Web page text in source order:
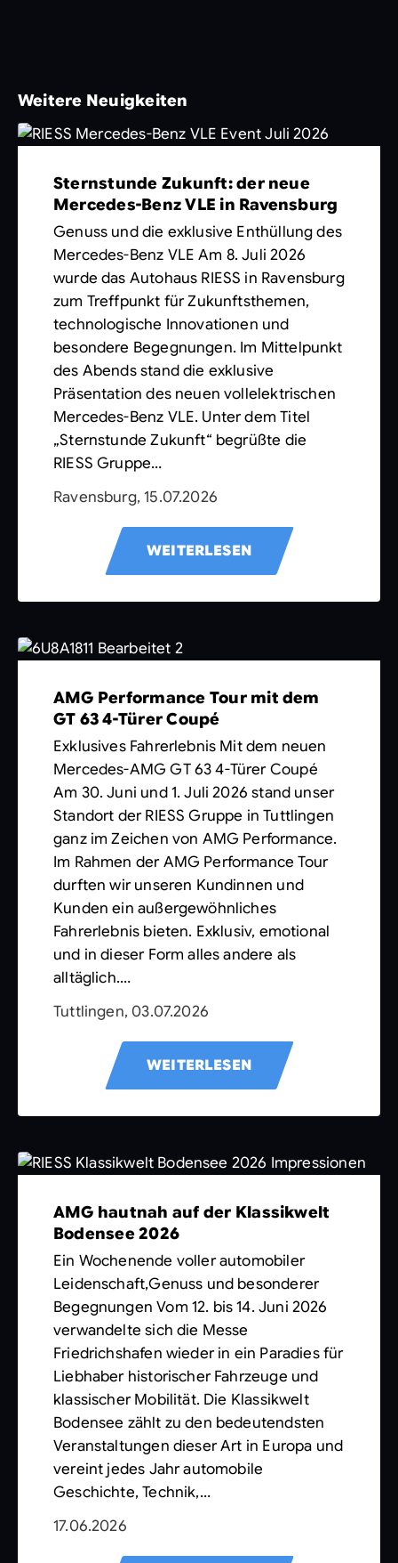
Weitere Neuigkeiten
Sternstunde Zukunft: der neue
Mercedes-Benz VLE in Ravensburg
Genuss und die exklusive Enthüllung des
Mercedes-Benz VLE Am 8. Juli 2026
wurde das Autohaus RIESS in Ravensburg
zum Treffpunkt für Zukunftsthemen,
technologische Innovationen und
besondere Begegnungen. Im Mittelpunkt
des Abends stand die exklusive
Präsentation des neuen vollelektrischen
Mercedes-Benz VLE. Unter dem Titel
„Sternstunde Zukunft“ begrüßte die
RIESS Gruppe…
Ravensburg, 15.07.2026
WEITERLESEN
AMG Performance Tour mit dem
GT 63 4-Türer Coupé
Exklusives Fahrerlebnis Mit dem neuen
Mercedes-AMG GT 63 4-Türer Coupé
Am 30. Juni und 1. Juli 2026 stand unser
Standort der RIESS Gruppe in Tuttlingen
ganz im Zeichen von AMG Performance.
Im Rahmen der AMG Performance Tour
durften wir unseren Kundinnen und
Kunden ein außergewöhnliches
Fahrerlebnis bieten. Exklusiv, emotional
und in dieser Form alles andere als
alltäglich.…
Tuttlingen, 03.07.2026
WEITERLESEN
AMG hautnah auf der Klassikwelt
Bodensee 2026
Ein Wochenende voller automobiler
Leidenschaft,Genuss und besonderer
Begegnungen Vom 12. bis 14. Juni 2026
verwandelte sich die Messe
Friedrichshafen wieder in ein Paradies für
Liebhaber historischer Fahrzeuge und
klassischer Mobilität. Die Klassikwelt
Bodensee zählt zu den bedeutendsten
Veranstaltungen dieser Art in Europa und
vereint jedes Jahr automobile
Geschichte, Technik,…
17.06.2026